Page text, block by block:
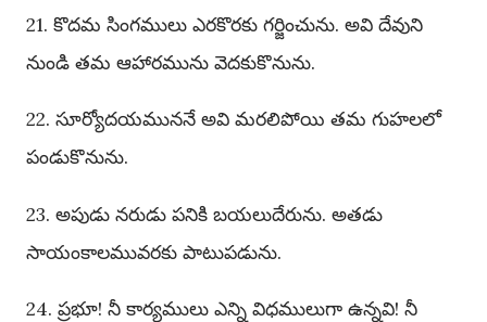
21. కొదమ సింగములు ఎరకొరకు గర్జించును. అవి దేవుని
నుండి తమ ఆహారమును వెదకుకొనును.
22. సూర్యోదయముననే అవి మరలిపోయి తమ గుహలలో
పండుకొనును.
23. అపుడు నరుడు పనికి బయలుదేరును. అతడు
సాయంకాలమువరకు పాటుపడును.
24. ప్రభూ! నీ కార్యములు ఎన్ని విధములుగా ఉన్నవి! నీ